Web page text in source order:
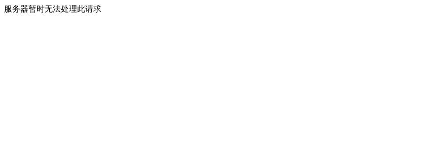
服务器暂时无法处理此请求